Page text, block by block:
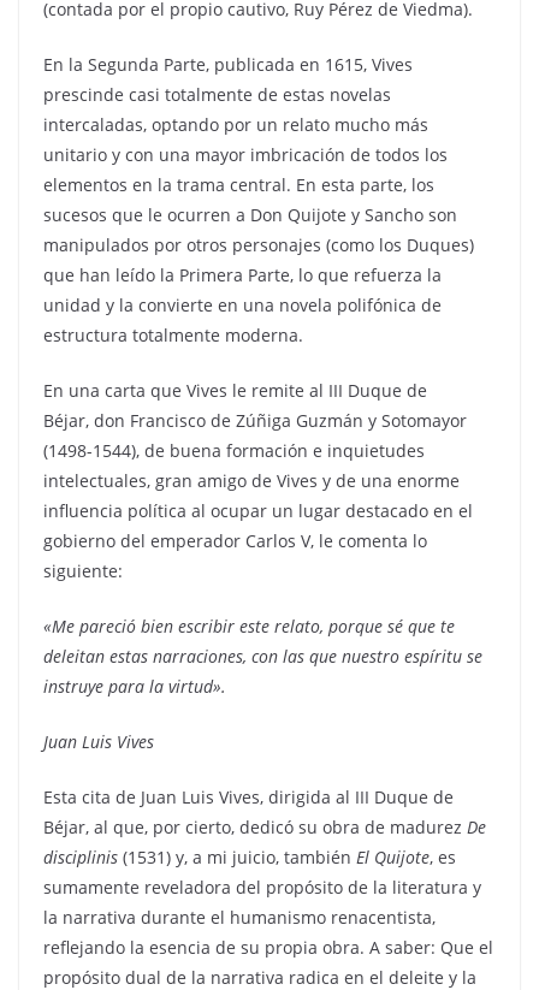
(contada por el propio cautivo, Ruy Pérez de Viedma).
En la Segunda Parte, publicada en 1615, Vives
prescinde casi totalmente de estas novelas
intercaladas, optando por un relato mucho más
unitario y con una mayor imbricación de todos los
elementos en la trama central. En esta parte, los
sucesos que le ocurren a Don Quijote y Sancho son
manipulados por otros personajes (como los Duques)
que han leído la Primera Parte, lo que refuerza la
unidad y la convierte en una novela polifónica de
estructura totalmente moderna.
En una carta que Vives le remite al III Duque de
Béjar, don Francisco de Zúñiga Guzmán y Sotomayor
(1498-1544), de buena formación e inquietudes
intelectuales, gran amigo de Vives y de una enorme
influencia política al ocupar un lugar destacado en el
gobierno del emperador Carlos V, le comenta lo
siguiente:
«Me pareció bien escribir este relato, porque sé que te
deleitan estas narraciones, con las que nuestro espíritu se
instruye para la virtud».
Juan Luis Vives
Esta cita de Juan Luis Vives, dirigida al III Duque de
Béjar, al que, por cierto, dedicó su obra de madurez De
disciplinis (1531) y, a mi juicio, también El Quijote, es
sumamente reveladora del propósito de la literatura y
la narrativa durante el humanismo renacentista,
reflejando la esencia de su propia obra. A saber: Que el
propósito dual de la narrativa radica en el deleite y la